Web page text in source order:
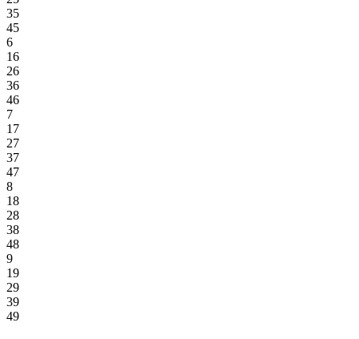
35
45
6
16
26
36
46
7
17
27
37
47
8
18
28
38
48
9
19
29
39
49